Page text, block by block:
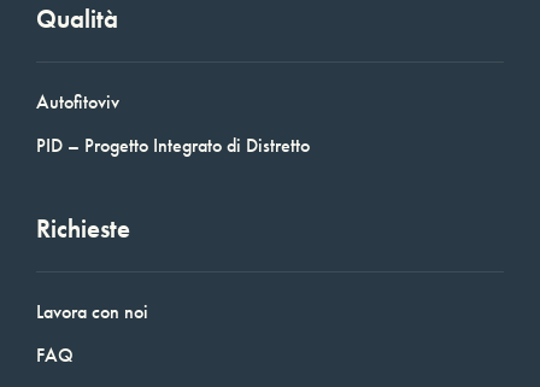
Qualità
Autofitoviv
PID – Progetto Integrato di Distretto
Richieste
Lavora con noi
FAQ